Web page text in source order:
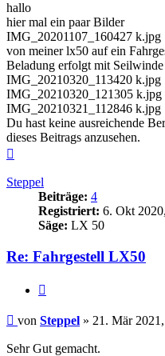
hallo
hier mal ein paar Bilder
IMG_20201107_160427 k.jpg
von meiner lx50 auf ein
Beladung erfolgt mit
IMG_20210320_113420 k.jpg
IMG_20210320_121305 k.jpg
IMG_20210321_112846 k.jpg
Du hast keine ausreichende
dieses Beitrags anzusehen.
Steppel
Beiträge: 4
Registriert: 6. Okt
Säge: LX 50
Re: Fahrgestell LX50
Beitrag
von Steppel » 21. Mär
Sehr Gut gemacht.